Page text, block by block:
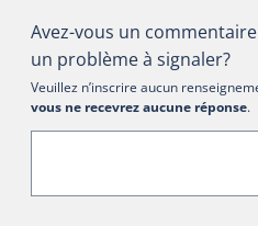
Avez-vous un
un problème à signaler?
Veuillez n’inscrire aucun
vous ne recevrez aucune réponse.